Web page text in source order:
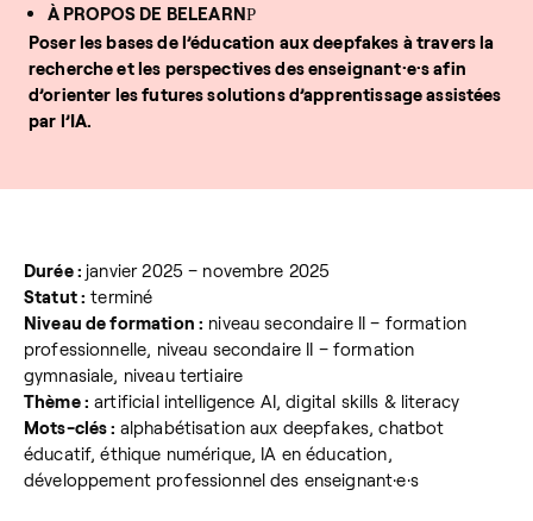
À PROPOS DE BELEARN
Poser les bases de l’éducation aux deepfakes à travers la
recherche et les perspectives des enseignant·e·s afin
d’orienter les futures solutions d’apprentissage assistées
par l’IA.
Durée :janvier 2025 – novembre 2025
Statut : terminé
Niveau de formation : niveau secondaire II – formation
professionnelle, niveau secondaire II – formation
gymnasiale, niveau tertiaire
Thème : artificial intelligence AI, digital skills & literacy
Mots-clés : alphabétisation aux deepfakes, chatbot
éducatif, éthique numérique, IA en éducation,
développement professionnel des enseignant·e·s